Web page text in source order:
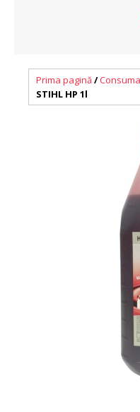
Prima pagină/
STIHL HP 1l